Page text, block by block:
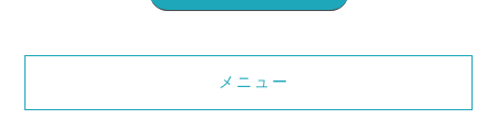
メニュー